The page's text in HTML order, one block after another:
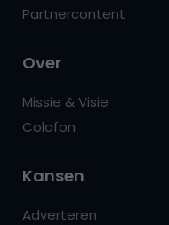
Partnercontent
Over
Missie & Visie
Colofon
Kansen
Adverteren